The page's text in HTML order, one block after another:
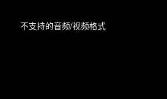
不支持的音频/视频格式